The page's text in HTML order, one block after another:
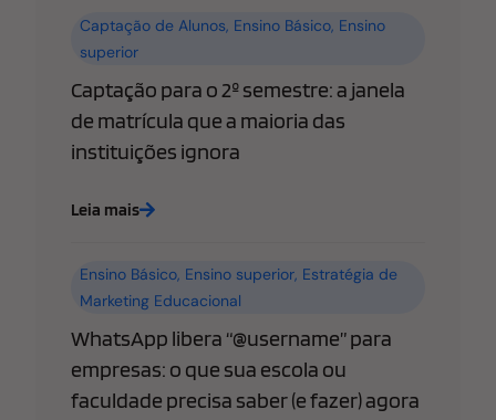
Captação de Alunos, Ensino Básico, Ensino
superior
Captação para o 2º semestre: a janela
de matrícula que a maioria das
instituições ignora
Leia mais
Ensino Básico, Ensino superior, Estratégia de
Marketing Educacional
WhatsApp libera “@username” para
empresas: o que sua escola ou
faculdade precisa saber (e fazer) agora